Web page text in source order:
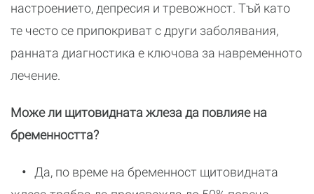
настроението, депресия и тревожност. Тъй като
те често се припокриват с други заболявания,
ранната диагностика е ключова за навременното
лечение.
Може ли щитовидната жлеза да повлияе на
бременността?
• Да, по време на бременност щитовидната